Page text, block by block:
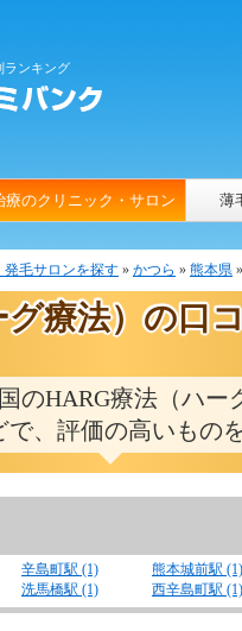
ランキング
療のクリニック・サロン 薄
発毛サロンを探す » かつら » 熊本県
療法）の口
のHARG療法（ハー
、評価の高いもの
辛島町駅 (1)
熊本城前駅 (1)
洗馬橋駅 (1) 西辛島町駅 (1)